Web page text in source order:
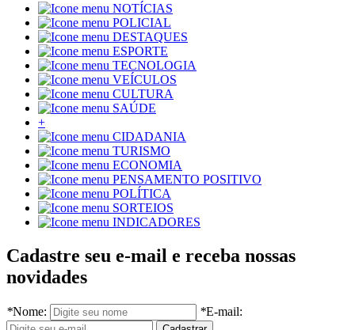
NOTÍCIAS
POLICIAL
DESTAQUES
ESPORTE
TECNOLOGIA
VEÍCULOS
CULTURA
SAÚDE
+
CIDADANIA
TURISMO
ECONOMIA
PENSAMENTO POSITIVO
POLÍTICA
SORTEIOS
INDICADORES
Cadastre seu e-mail e receba nossas
novidades
*Nome: *E-mail: